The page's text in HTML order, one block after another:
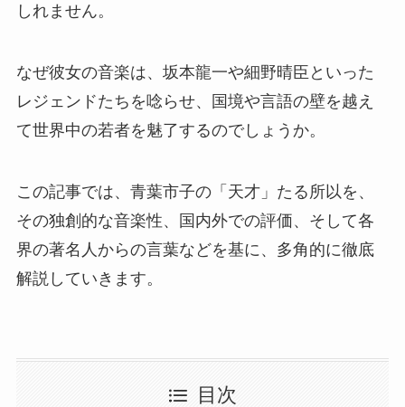
しれません。
なぜ彼女の音楽は、坂本龍一や細野晴臣といった
レジェンドたちを唸らせ、国境や言語の壁を越え
て世界中の若者を魅了するのでしょうか。
この記事では、青葉市子の「天才」たる所以を、
その独創的な音楽性、国内外での評価、そして各
界の著名人からの言葉などを基に、多角的に徹底
解説していきます。
目次